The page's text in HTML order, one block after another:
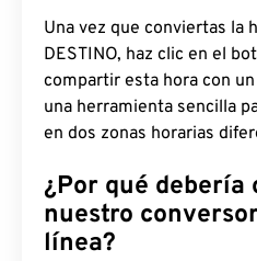
Una vez que conviertas la
DESTINO, haz clic en el
compartir esta hora con
una herramienta sencilla
en dos zonas horarias
¿Por qué debería
nuestro
línea?